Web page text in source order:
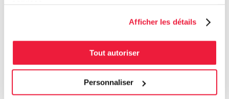
Afficher les détails
Tout autoriser
Personnaliser